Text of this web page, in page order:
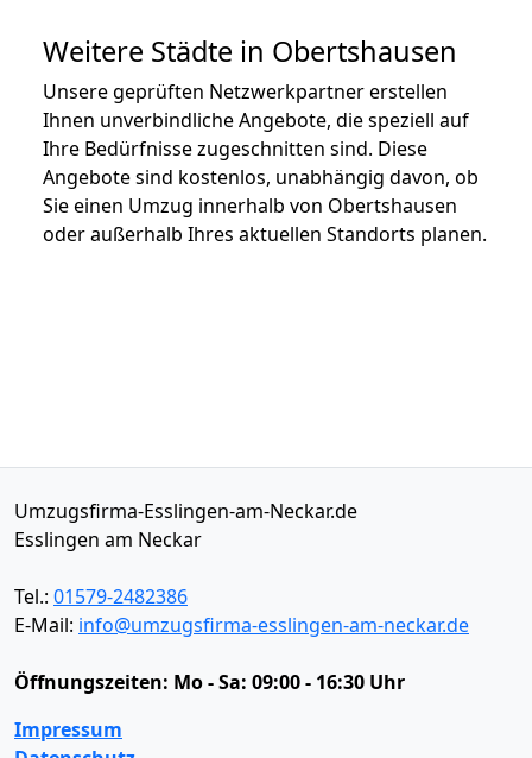
Weitere Städte in Obertshausen
Unsere geprüften Netzwerkpartner erstellen
Ihnen unverbindliche Angebote, die speziell auf
Ihre Bedürfnisse zugeschnitten sind. Diese
Angebote sind kostenlos, unabhängig davon, ob
Sie einen Umzug innerhalb von Obertshausen
oder außerhalb Ihres aktuellen Standorts planen.
Umzugsfirma-Esslingen-am-Neckar.de
Esslingen am Neckar
Tel.: 01579-2482386
E-Mail: info@umzugsfirma-esslingen-am-neckar.de
Öffnungszeiten: Mo - Sa: 09:00 - 16:30 Uhr
Impressum